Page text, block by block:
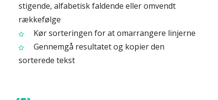
stigende, alfabetisk faldende eller omvendt
rækkefølge
Kør sorteringen for at omarrangere linjerne
Gennemgå resultatet og kopier den
sorterede tekst